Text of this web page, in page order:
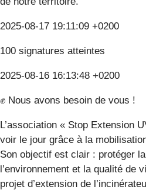
2025-08-17 19:11:09 +0200
100 signatures atteintes
2025-08-16 16:13:48 +0200
✊ Nous avons besoin de vous !
L’association « Stop Extension
voir le jour grâce à la
Son objectif est clair : protéger
l’environnement et la qualité de
projet d’extension de